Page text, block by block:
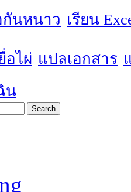
กันหนาว เรียน
อไผ่ แปลเอกสาร
น